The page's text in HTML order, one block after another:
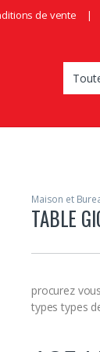
de vente
Maison et
TABLE
procurez
types types